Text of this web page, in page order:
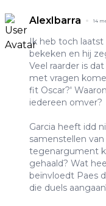
AlexIbarra 14
Ik heb toch laatst
bekeken en hij
Veel raarder is
met vragen
fit Oscar?'
iedereen omver?
Garcia heeft idd
samenstellen
tegenargument
gehaald? Wat
beïnvloedt Paes
die duels